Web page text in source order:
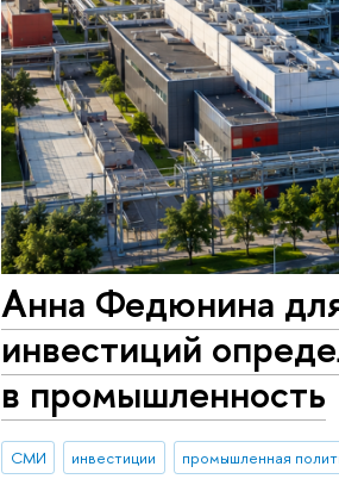
Анна Федюнина
инвестиций
в промышленность
СМИ инвестиции промышленная